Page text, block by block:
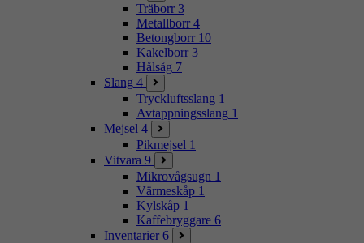
Träborr 3
Metallborr 4
Betongborr 10
Kakelborr 3
Hålsåg 7
Slang 4
Tryckluftsslang 1
Avtappningsslang 1
Mejsel 4
Pikmejsel 1
Vitvara 9
Mikrovågsugn 1
Värmeskåp 1
Kylskåp 1
Kaffebryggare 6
Inventarier 6